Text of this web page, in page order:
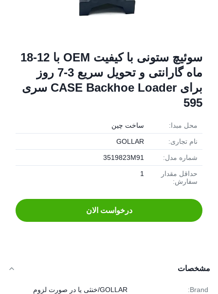
سوئیچ ستونی با کیفیت OEM با 12-18
ماه گارانتی و تحویل سریع 3-7 روز
برای CASE Backhoe Loader سری
595
محل مبدا: ساخت چین
نام تجاری: GOLLAR
شماره مدل: 3519823M91
حداقل مقدار
سفارش:
1
درخواست الان
مشخصات
Brand: GOLLAR/خنثی یا در صورت لزوم